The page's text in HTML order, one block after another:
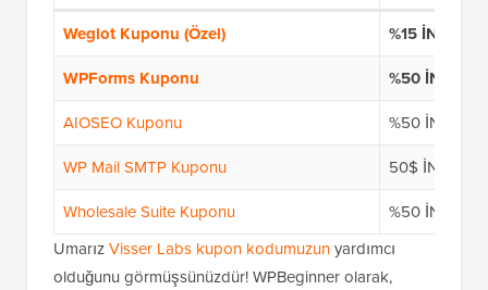
Weglot Kuponu (Özel)
%15
WPForms Kuponu
%50 İNDİRİM
AIOSEO Kuponu
%50 İNDİRİM
WP Mail SMTP Kuponu
50$ İNDİRİM
Wholesale Suite Kuponu
%50 İNDİRİM
UmarızVisser Labs kupon kodumuzunyardımcı
olduğunu görmüşsünüzdür! WPBeginner olarak,